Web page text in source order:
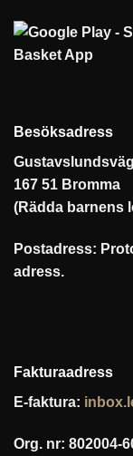
Besöksadress
167 51 Bromma
(Rädda barnens
Postadress:
adress.
Fakturaadress
E-faktura:
Org. nr: 802004-